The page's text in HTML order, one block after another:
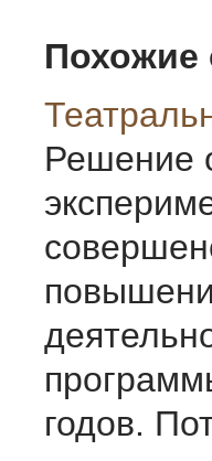
Похожие
Решение
годов.